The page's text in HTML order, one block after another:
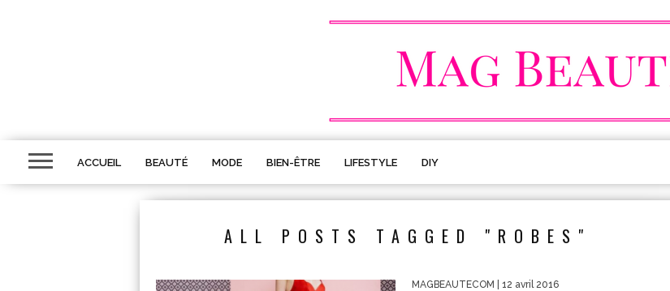
ACCUEIL BEAUTÉ MODE BIEN-ÊTRE LIFESTYLE DIY
ALL POSTS TAGGED "ROBES"
MAGBEAUTECOM | 12 avril 2016